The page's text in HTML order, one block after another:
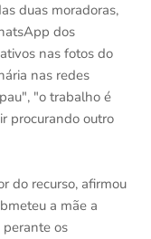
duas moradoras,
dos
nas fotos do
nas redes
"o trabalho é
procurando outro
do recurso, afirmou
a mãe a
os